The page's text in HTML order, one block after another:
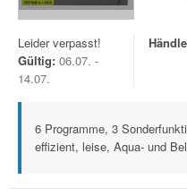
Leider verpasst!
Gültig: 06.07. -
14.07.
6 Programme, 3
effizient, leise, Aqua- und